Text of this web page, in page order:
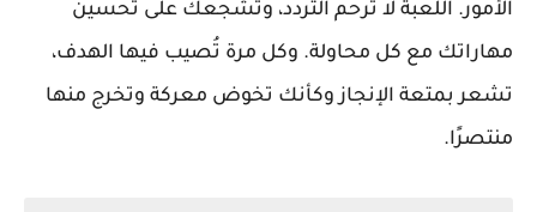
الأمور. اللعبة لا ترحم التردد، وتشجعك على تحسين
مهاراتك مع كل محاولة. وكل مرة تُصيب فيها الهدف،
تشعر بمتعة الإنجاز وكأنك تخوض معركة وتخرج منها
منتصرًا.